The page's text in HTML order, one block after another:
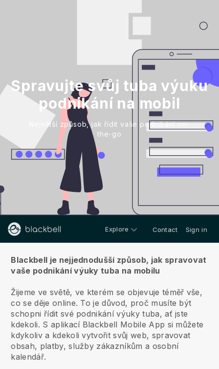
Spravujte svůj tuba výuku
podnikání na mobil
Největší způsob, jak řídit vaše podnikání on-
the-go
Explore Contact Sign in
Blackbell je nejjednodušší způsob, jak spravovat
vaše podnikání výuky tuba na mobilu
Žijeme ve světě, ve kterém se objevuje téměř vše,
co se děje online. To je důvod, proč musíte být
schopni řídit své podnikání výuky tuba, ať jste
kdekoli. S aplikací Blackbell Mobile App si můžete
kdykoliv a kdekoli vytvořit svůj web, spravovat
obsah, platby, služby zákazníkům a osobní
kalendář.